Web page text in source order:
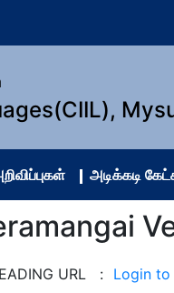
அடிக்கடி
URL : Login to